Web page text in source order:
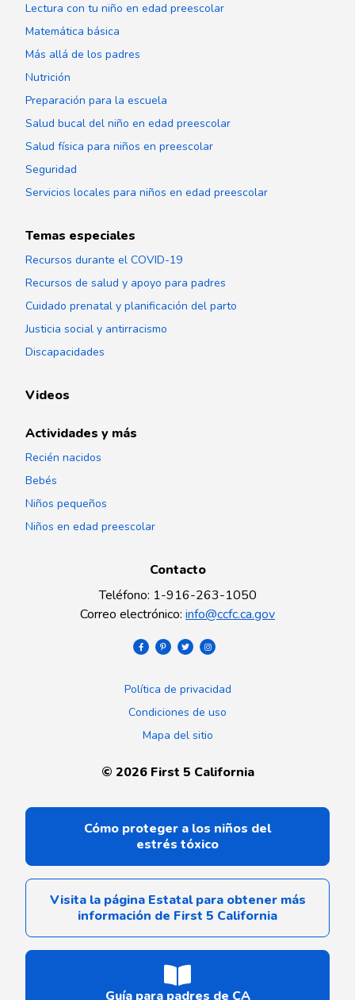
Lectura con tu niño en edad preescolar
Matemática básica
Más allá de los padres
Nutrición
Preparación para la escuela
Salud bucal del niño en edad preescolar
Salud física para niños en preescolar
Seguridad
Servicios locales para niños en edad preescolar
Temas especiales
Recursos durante el COVID-19
Recursos de salud y apoyo para padres
Cuidado prenatal y planificación del parto
Justicia social y antirracismo
Discapacidades
Videos
Actividades y más
Recién nacidos
Bebés
Niños pequeños
Niños en edad preescolar
Contacto
Teléfono: 1-916-263-1050
Correo electrónico: info@ccfc.ca.gov
Política de privacidad
Condiciones de uso
Mapa del sitio
© 2026First 5 California
Cómo proteger a los niños del
estrés tóxico
Visita la página Estatal para obtener más
información de First 5 California
Guía para padres de CA